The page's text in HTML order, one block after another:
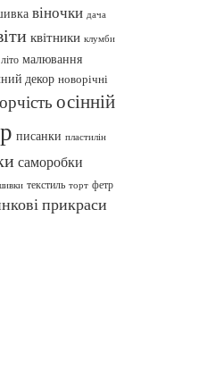
віночки дача
квітники клумби
літо малювання
декор новорічні
осінній
писанки пластилін
саморобки
текстиль торт фетр
прикраси